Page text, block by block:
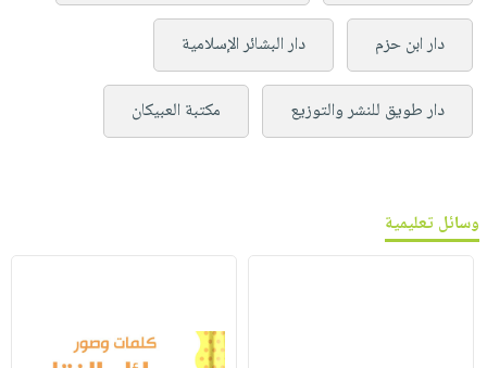
دار ابن حزم دار البشائر الإسلامية
دار طويق للنشر والتوزيع مكتبة العبيكان
وسائل تعليمية